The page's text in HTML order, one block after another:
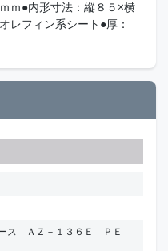
ｍ●内形寸法：縦８５×横
レフィン系シート●厚：
ス ＡＺ－１３６Ｅ ＰＥ